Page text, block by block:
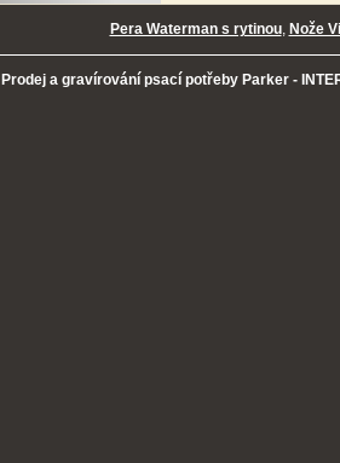
Pera Waterman s rytinou, Nože
Prodej a gravírování psací potřeby Parker -